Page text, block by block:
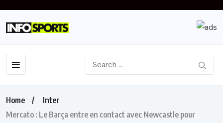
Home
Inter
Mercato : Le Barça entre en contact avec Newcastle pour